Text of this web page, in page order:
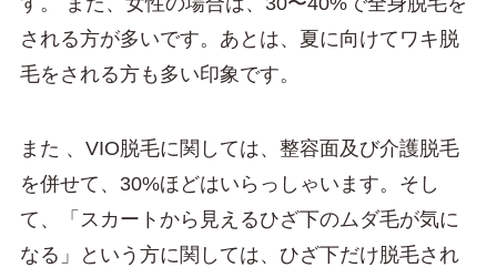
される方が多いです。あとは、夏に向けてワキ脱
毛をされる方も多い印象です。
また 、VIO脱毛に関しては、整容面及び介護脱毛
を併せて、30%ほどはいらっしゃいます。そし
て、「スカートから見えるひざ下のムダ毛が気に
なる」という方に関しては、ひざ下だけ脱毛され